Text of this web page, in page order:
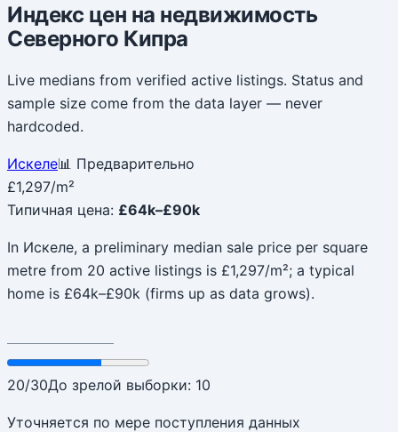
Индекс цен на недвижимость
Северного Кипра
Live medians from verified active listings. Status and
sample size come from the data layer — never
hardcoded.
Искеле📊 Предварительно
£1,297/m²
Типичная цена: £64k–£90k
In Искеле, a preliminary median sale price per square
metre from 20 active listings is £1,297/m²; a typical
home is £64k–£90k (firms up as data grows).
20/30До зрелой выборки: 10
Уточняется по мере поступления данных